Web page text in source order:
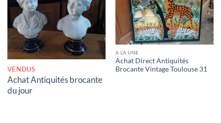
RUPTURE DE STOCK
VENDUS
Achat Antiquités brocante
du jour
A LA UNE
Achat Direct Antiquités
Brocante Vintage Toulouse 31